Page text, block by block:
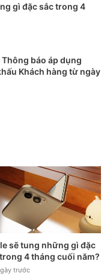
thiết bị cho đến khi
sạc qua bộ chuyển
khi đầy. Sau đó, cứ
dưới 5% hoặc tắt
có cơ chế bảo vệ
gì đặc sắc trong 4
Thông báo áp dụng
Khách hàng từ ngày
sẽ tung những gì đặc
4 tháng cuối năm?
trước